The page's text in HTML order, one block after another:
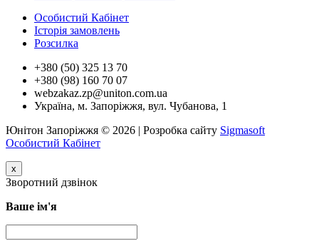
Особистий Кабінет
Історія замовлень
Розсилка
+380 (50) 325 13 70
+380 (98) 160 70 07
webzakaz.zp@uniton.com.ua
Україна, м. Запоріжжя, вул. Чубанова, 1
Юнітон Запоріжжя © 2026 | Розробка сайту Sigmasoft
Особистий Кабінет
x
Зворотний дзвінок
Ваше ім'я